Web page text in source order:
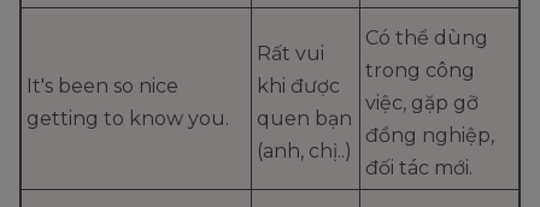
It's been so nice
getting to know you.
Rất vui
khi được
quen bạn
(anh, chị..)
Có thể dùng
trong công
việc, gặp gỡ
đồng nghiệp,
đối tác mới.